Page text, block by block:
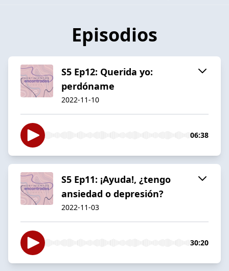
Episodios
S5 Ep12: Querida yo:
perdóname
2022-11-10
06:38
S5 Ep11: ¡Ayuda!, ¿tengo
ansiedad o depresión?
2022-11-03
30:20